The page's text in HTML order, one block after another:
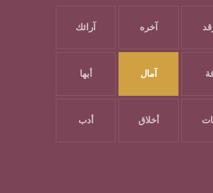
آخره آرائك
آمال أبها
أخلاق أدب